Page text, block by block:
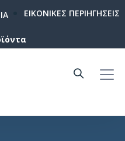
ΕΙΚΟΝΙΚΕΣ ΠΕΡΙΗΓΗΣΕΙΣ